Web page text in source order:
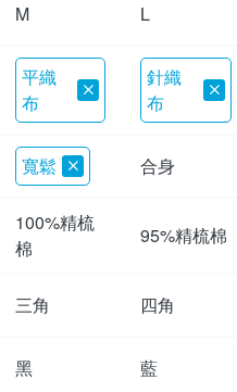
M L
平織
布
針織
布
寬鬆 合身
100%精梳
棉
95%精梳棉
三角 四角
黑 藍